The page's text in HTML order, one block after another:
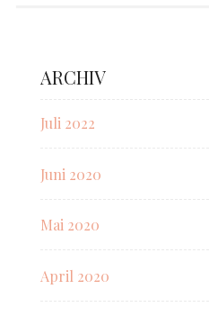
ARCHIV
Juli 2022
Juni 2020
Mai 2020
April 2020